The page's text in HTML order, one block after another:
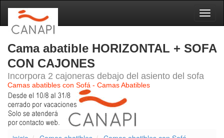
Cama abatible HORIZONTAL + SOFA
CON CAJONES
Incorpora 2 cajoneras debajo del asiento del sofa
Camas abatibles con Sofá - Camas Abatibles